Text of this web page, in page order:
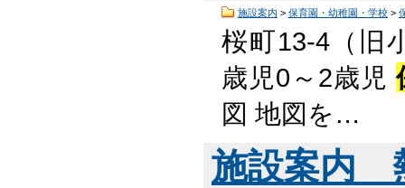
施設案内 > 保育園・幼稚園・学校>
桜町13-4（旧
歳児0～2歳児
図 地図を…
施設案内